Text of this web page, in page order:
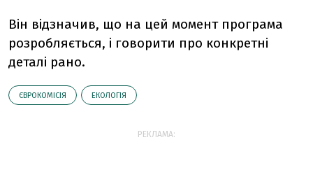
Він відзначив, що на цей момент програма
розробляється, і говорити про конкретні
деталі рано.
ЄВРОКОМІСІЯ ЕКОЛОГІЯ
РЕКЛАМА: